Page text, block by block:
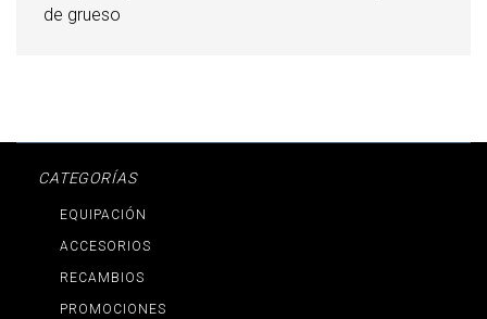
de grueso
CATEGORÍAS
EQUIPACIÓN
ACCESORIOS
RECAMBIOS
PROMOCIONES